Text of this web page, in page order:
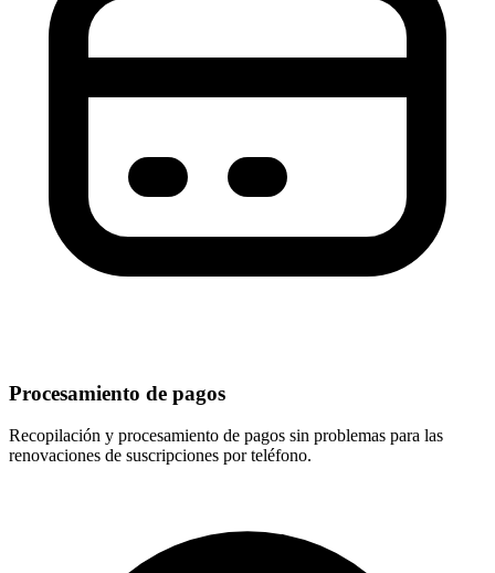
Procesamiento de pagos
Recopilación y procesamiento de pagos sin problemas para las
renovaciones de suscripciones por teléfono.